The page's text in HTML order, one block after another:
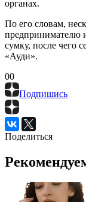
органах.
По его словам,
предпринимателю
сумку, после чего
«Ауди».
00
Подпишись
Поделиться